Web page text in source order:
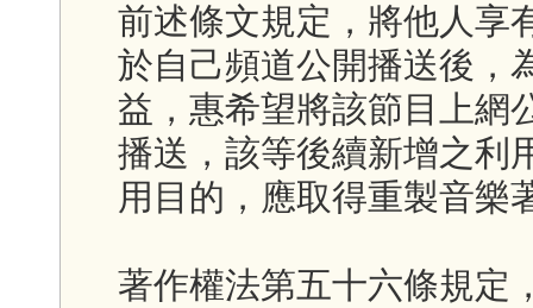
前述條文規定，將他人享
於自己頻道公開播送後，
益，惠希望將該節目上網
播送，該等後續新增之利
用目的，應取得重製音樂
著作權法第五十六條規定